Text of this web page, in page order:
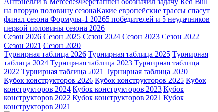
Антонелли в MercedesФерстаппен обозначил задачу Red Bull
на вторую половину сезонаКакие европейские трассы спасут
финал сезона Формулы-1 20265 победителей и 5 неудачников
первой половины сезона 2026
Сезон 2026 Сезон 2025 Сезон 2024 Сезон 2023 Сезон 2022
Сезон 2021 Сезон 2020
Турнирная таблица 2026 Турнирная таблица 2025 Турнирная
таблица 2024 Турнирная таблица 2023 Турнирная таблица
2022 Турнирная таблица 2021 Турнирная таблица 2020
Кубок конструкторов 2026 Кубок конструкторов 2025 Кубок
конструкторов 2024 Кубок конструкторов 2023 Кубок
конструкторов 2022 Кубок конструкторов 2021 Кубок
конструкторов 2021